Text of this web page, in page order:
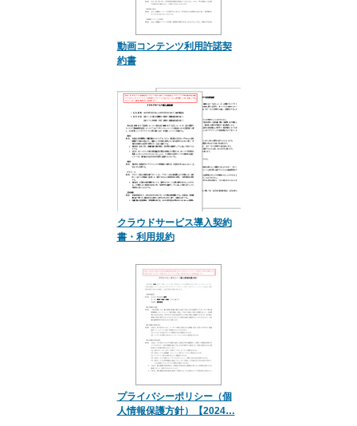
動画コンテンツ利用許諾契
約書
クラウドサービス導入契約
書・利用規約
プライバシーポリシー（個
人情報保護方針）【2024…